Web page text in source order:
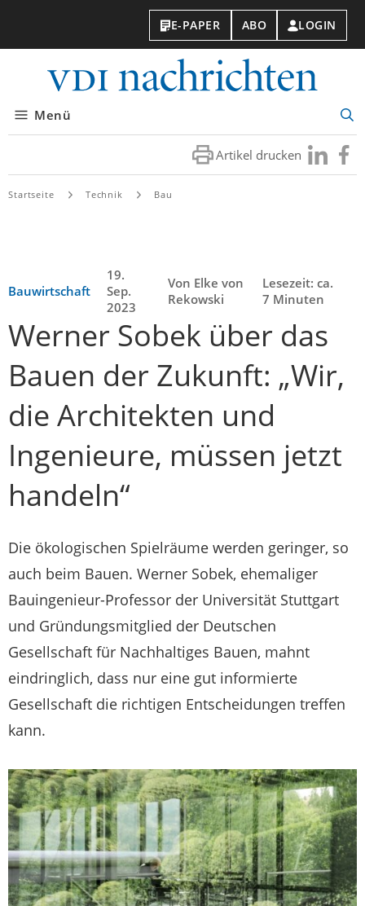
E-PAPER ABO LOGIN
Menü
Artikel drucken Besuchen
Sie
Sie
Startseite Technik Bau
Bauwirtschaft
19.
Sep.
2023
Von Elke von
Rekowski
Lesezeit: ca.
7 Minuten
Werner Sobek über das
Bauen der Zukunft: „Wir,
die Architekten und
Ingenieure, müssen jetzt
handeln“
Die ökologischen Spielräume werden geringer, so
auch beim Bauen. Werner Sobek, ehemaliger
Bauingenieur-Professor der Universität Stuttgart
und Gründungsmitglied der Deutschen
Gesellschaft für Nachhaltiges Bauen, mahnt
eindringlich, dass nur eine gut informierte
Gesellschaft die richtigen Entscheidungen treffen
kann.